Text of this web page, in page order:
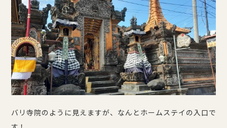
バリ寺院のように見えますが、なんとホームステイの入口で